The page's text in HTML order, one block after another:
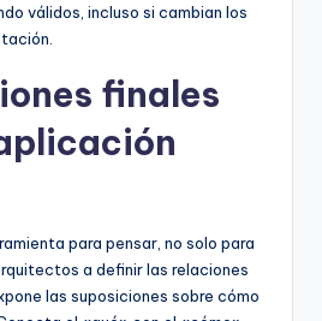
válidos, incluso si cambian los
finales
para pensar, no solo para
a definir las relaciones
las suposiciones sobre cómo